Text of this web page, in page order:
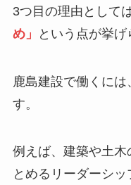
3つ目の理由として
め」
という点が挙げ
鹿島建設で働くに
す。
例えば、建築や土木
とめるリーダーシッ